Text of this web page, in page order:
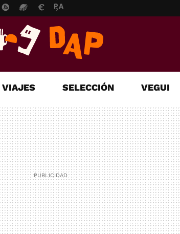
VIAJES SELECCIÓN VEGUI